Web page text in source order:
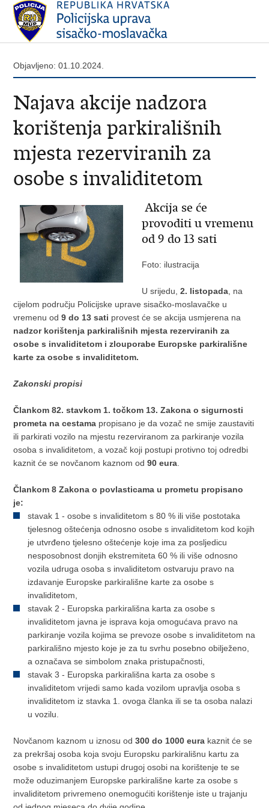
Objavljeno: 01.10.2024.
Najava akcije nadzora
korištenja parkirališnih
mjesta rezerviranih za
osobe s invaliditetom
Akcija se će
provoditi u vremenu
od 9 do 13 sati
Foto: ilustracija
U srijedu, 2. listopada, na
cijelom području Policijske uprave sisačko-moslavačke u
vremenu od9 do 13 sati provest će se akcija usmjerena na
nadzor korištenja parkirališnih mjesta rezerviranih za
osobe s invaliditetom i zlouporabe Europske parkirališne
karte za osobe s invaliditetom.
Zakonski propisi
Člankom 82. stavkom 1. točkom 13. Zakona o sigurnosti
prometa na cestama propisano je da vozač ne smije zaustaviti
ili parkirati vozilo na mjestu rezerviranom za parkiranje vozila
osoba s invaliditetom, a vozač koji postupi protivno toj odredbi
kaznit će se novčanom kaznom od90 eura
Člankom 8 Zakona o povlasticama u prometu propisano
je:
stavak 1 - osobe s invaliditetom s 80 % ili više postotaka
tjelesnog oštećenja odnosno osobe s invaliditetom kod kojih
je utvrđeno tjelesno oštećenje koje ima za posljedicu
nesposobnost donjih ekstremiteta 60 % ili više odnosno
vozila udruga osoba s invaliditetom ostvaruju pravo na
izdavanje Europske parkirališne karte za osobe s
invaliditetom,
stavak 2 - Europska parkirališna karta za osobe s
invaliditetom javna je isprava koja omogućava pravo na
parkiranje vozila kojima se prevoze osobe s invaliditetom na
parkirališno mjesto koje je za tu svrhu posebno obilježeno,
a označava se simbolom znaka pristupačnosti,
stavak 3 - Europska parkirališna karta za osobe s
invaliditetom vrijedi samo kada vozilom upravlja osoba s
invaliditetom iz stavka 1. ovoga članka ili se ta osoba nalazi
u vozilu.
Novčanom kaznom u iznosu od300 do 1000 eura kaznit će se
za prekršaj osoba koja svoju Europsku parkirališnu kartu za
osobe s invaliditetom ustupi drugoj osobi na korištenje te se
može oduzimanjem Europske parkirališne karte za osobe s
invaliditetom privremeno onemogućiti korištenje iste u trajanju